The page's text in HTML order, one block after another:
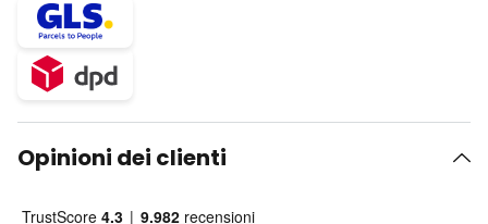
Opinioni dei clienti